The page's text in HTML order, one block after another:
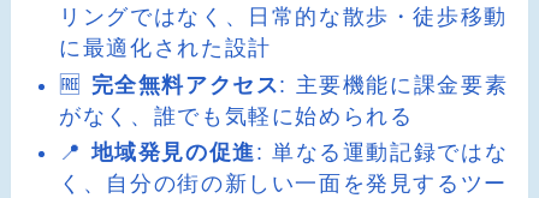
リングではなく、日常的な散歩・徒歩移動
に最適化された設計
🆓 完全無料アクセス: 主要機能に課金要素
がなく、誰でも気軽に始められる
📍地域発見の促進: 単なる運動記録ではな
く、自分の街の新しい一面を発見するツー